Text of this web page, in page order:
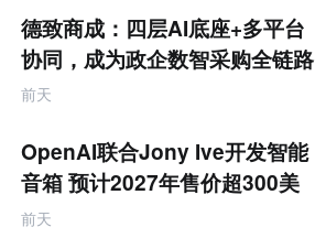
德致商成：四层AI底座+多平台
协同，成为政企数智采购全链路
服务商
前天
OpenAI联合Jony Ive开发智能
音箱 预计2027年售价超300美
元
前天